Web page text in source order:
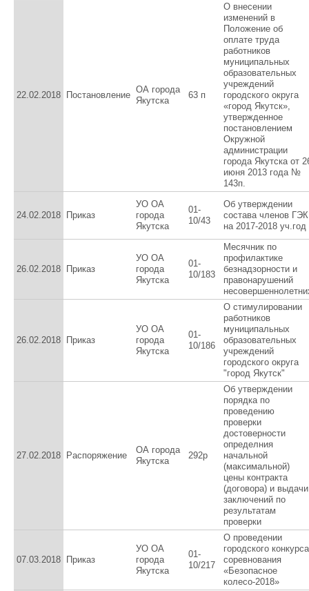
22.02.2018 Постановление
ОА города
Якутска
63 п
О внесении
изменений в
Положение об
оплате труда
работников
муниципальных
образовательных
учреждений
городского округа
«город Якутск»,
утвержденное
постановлением
Окружной
администрации
города Якутска от
июня 2013 года №
143п.
24.02.2018 Приказ
УО ОА
города
Якутска
01-
10/43
Об утверждении
состава членов ГЭК
на 2017-2018 уч.год
26.02.2018 Приказ
УО ОА
города
Якутска
01-
10/183
Месячник по
профилактике
безнадзорности и
правонарушений
26.02.2018 Приказ
УО ОА
города
Якутска
01-
10/186
О стимулировании
работников
муниципальных
образовательных
учреждений
городского округа
"город Якутск"
27.02.2018 Распоряжение
ОА города
Якутска
292р
Об утверждении
порядка по
проведению
проверки
достоверности
определния
начальной
(максимальной)
цены контракта
(договора) и выдачи
заключений по
результатам
проверки
07.03.2018 Приказ
УО ОА
города
Якутска
01-
10/217
О проведении
городского
соревнования
«Безопасное
колесо-2018»